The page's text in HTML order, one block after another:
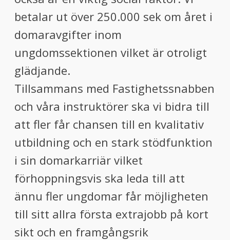
betalar ut över 250.000 sek om året i
domaravgifter inom
ungdomssektionen vilket är otroligt
glädjande.
Tillsammans med Fastighetssnabben
och våra instruktörer ska vi bidra till
att fler får chansen till en kvalitativ
utbildning och en stark stödfunktion
i sin domarkarriär vilket
förhoppningsvis ska leda till att
ännu fler ungdomar får möjligheten
till sitt allra första extrajobb på kort
sikt och en framgångsrik